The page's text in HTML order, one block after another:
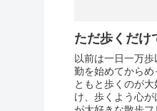
ただ歩くだけ
以前は一日一万
勤を始めてから
ともと歩くのが
け、歩くよう心